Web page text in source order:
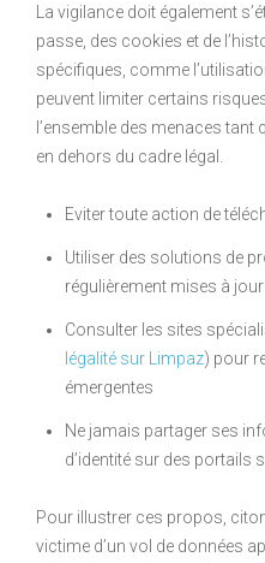
La vigilance doit également
passe, des cookies et de
spécifiques, comme
peuvent limiter certains
l’ensemble des menaces
en dehors du cadre légal.
Eviter toute action de
Utiliser des solutions de
régulièrement mises à jour
Consulter les sites
légalité sur Limpaz) pour
émergentes
Ne jamais partager ses
d’identité sur des portails
Pour illustrer ces propos,
victime d’un vol de données